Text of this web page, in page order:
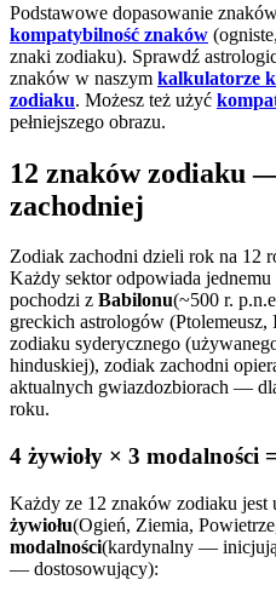
Podstawowe dopasowanie
kompatybilność znaków
znaki zodiaku). Sprawdź
znaków w naszym kalkulatorze
zodiaku. Możesz też użyć
pełniejszego obrazu.
12 znaków zodiaku
zachodniej
Zodiak zachodni dzieli rok na 12
Każdy sektor odpowiada
pochodzi z Babilonu(~500 r.
greckich astrologów
zodiaku syderycznego
hinduskiej), zodiak zachodni
aktualnych gwiazdozbiorach —
roku.
4 żywioły × 3 modalności
Każdy ze 12 znaków zodiaku jest
żywiołu(Ogień, Ziemia,
modalności(kardynalny —
— dostosowujący):